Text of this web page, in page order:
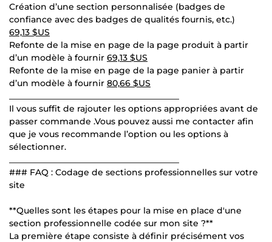
Création d’une section personnalisée (badges de
confiance avec des badges de qualités fournis, etc.)
69,13 $US
Refonte de la mise en page de la page produit à partir
d’un modèle à fournir 69,13 $US
Refonte de la mise en page de la page panier à partir
d’un modèle à fournir 80,66 $US
Il vous suffit de rajouter les options appropriées avant de
passer commande .Vous pouvez aussi me contacter afin
que je vous recommande l’option ou les options à
sélectionner.
### FAQ : Codage de sections professionnelles sur votre
site
**Quelles sont les étapes pour la mise en place d'une
section professionnelle codée sur mon site ?**
La première étape consiste à définir précisément vos